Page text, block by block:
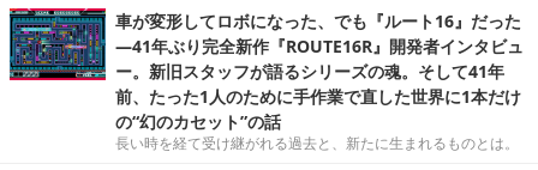
車が変形してロボになった、でも『ルート16』だった
―41年ぶり完全新作『ROUTE16R』開発者インタビュ
ー。新旧スタッフが語るシリーズの魂。そして41年
前、たった1人のために手作業で直した世界に1本だけ
の“幻のカセット”の話
長い時を経て受け継がれる過去と、新たに生まれるものとは。